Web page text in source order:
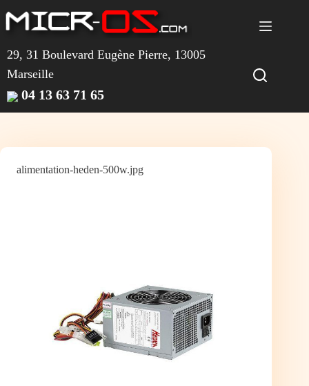
au
contenu
29, 31 Boulevard Eugène Pierre, 13005
Marseille
04 13 63 71 65
alimentation-heden-500w.jpg